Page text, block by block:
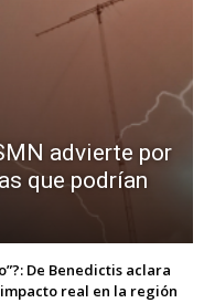
advierte por
que podrían
De Benedictis aclara
real en la región